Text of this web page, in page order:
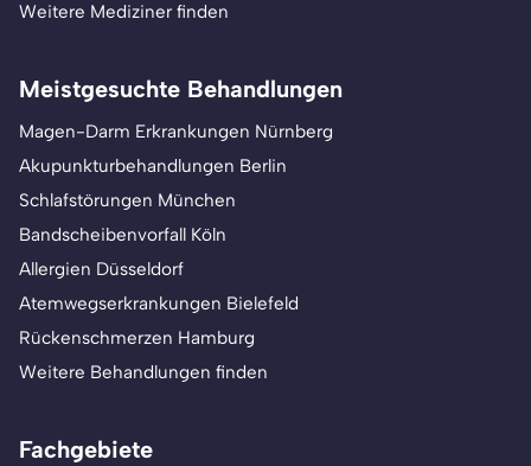
Weitere Mediziner finden
Meistgesuchte Behandlungen
Magen-Darm Erkrankungen Nürnberg
Akupunkturbehandlungen Berlin
Schlafstörungen München
Bandscheibenvorfall Köln
Allergien Düsseldorf
Atemwegserkrankungen Bielefeld
Rückenschmerzen Hamburg
Weitere Behandlungen finden
Fachgebiete